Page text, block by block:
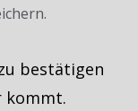
bestätigen
kommt.